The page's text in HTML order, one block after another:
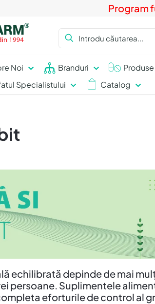
Program
Noi Branduri Produse
Specialistului Catalog
echilibrată depinde de mai
persoane. Suplimentele
eforturile de control al